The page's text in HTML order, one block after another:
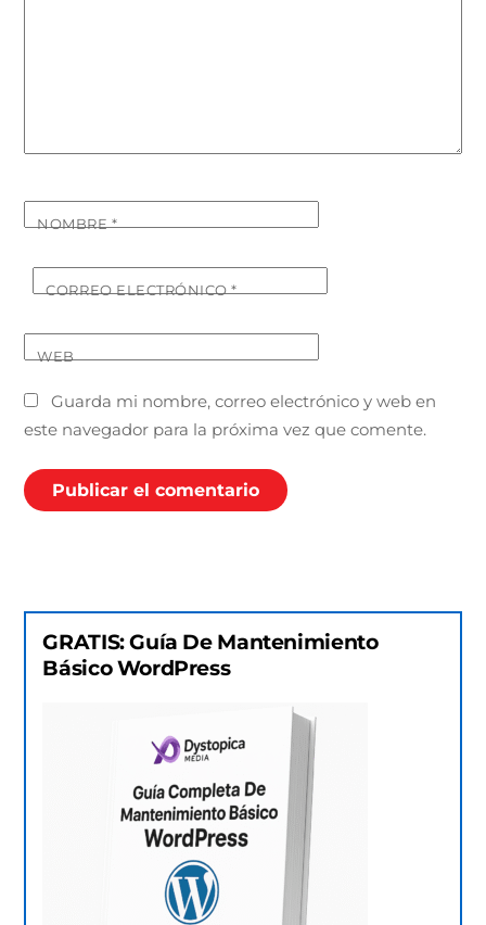
NOMBRE*
CORREO ELECTRÓNICO*
WEB
Guarda mi nombre, correo electrónico y web en
este navegador para la próxima vez que comente.
GRATIS: Guía De Mantenimiento
Básico WordPress